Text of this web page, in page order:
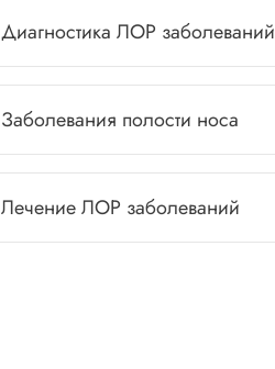
Диагностика ЛОР заболеваний
Заболевания полости носа
Лечение ЛОР заболеваний